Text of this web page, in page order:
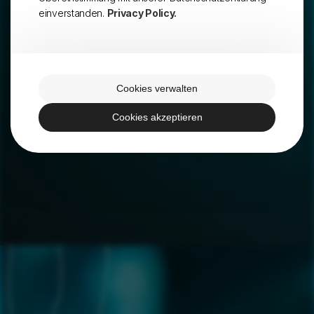
einverstanden. Privacy Policy.
Cookies verwalten
Cookies akzeptieren